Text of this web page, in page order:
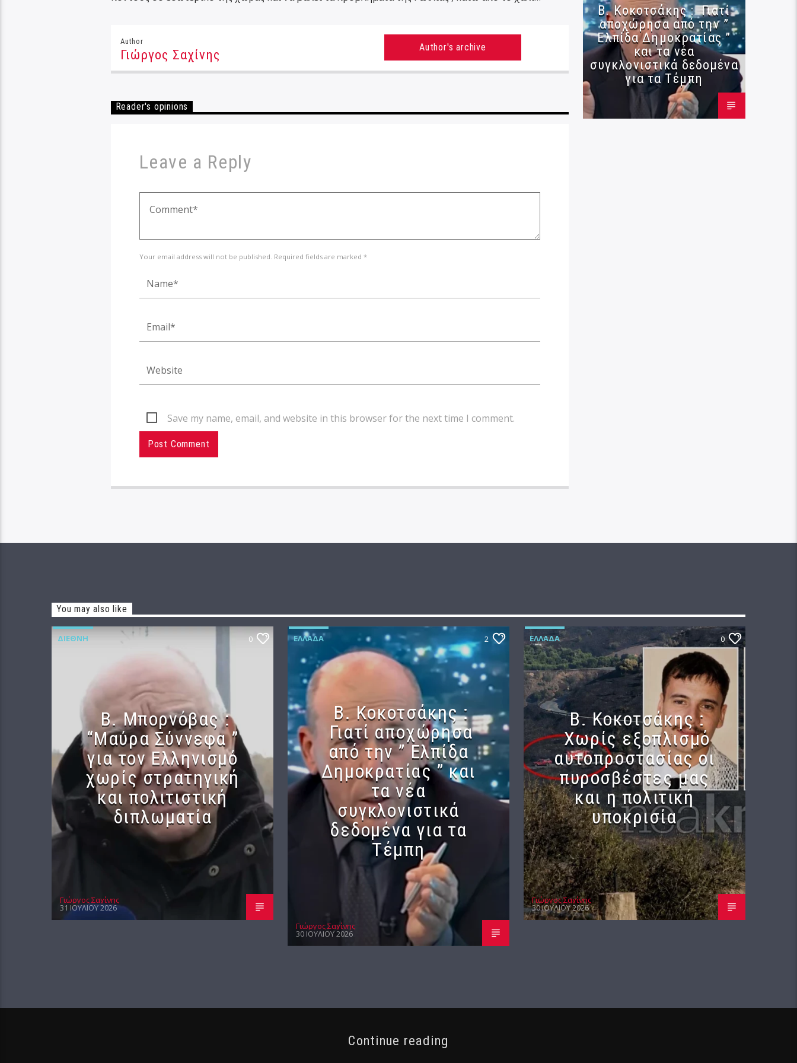
Author
Γιώργος Σαχίνης Author's archive
Reader's opinions
Leave a Reply
Your email address will not be published. Required fields are marked *
Save my name, email, and website in this browser for the next time I comment.
Β. Κοκοτσάκης : Γιατί
αποχώρησα από την ”
Ελπίδα Δημοκρατίας ”
και τα νέα
συγκλονιστικά δεδομένα
για τα Τέμπη
You may also like
ΔΙΕΘΝΉ 0
B. Μπορνόβας :
“Μαύρα Σύννεφα ”
για τον Ελληνισμό
χωρίς στρατηγική
και πολιτιστική
διπλωματία
Γιώργος Σαχίνης
31 ΙΟΥΛΊΟΥ 2026
ΕΛΛΆΔΑ 2
Β. Κοκοτσάκης :
Γιατί αποχώρησα
από την ” Ελπίδα
Δημοκρατίας ” και
τα νέα
συγκλονιστικά
δεδομένα για τα
Τέμπη
Γιώργος Σαχίνης
30 ΙΟΥΛΊΟΥ 2026
ΕΛΛΆΔΑ 0
Β. Κοκοτσάκης :
Χωρίς εξοπλισμό
αυτοπροστασίας οι
πυροσβέστες μας
και η πολιτική
υποκρισία
Γιώργος Σαχίνης
30 ΙΟΥΛΊΟΥ 2026
Continue reading